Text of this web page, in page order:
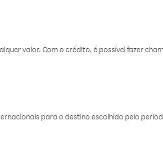
valor. Com o crédito, é possível fazer
para o destino escolhido pelo